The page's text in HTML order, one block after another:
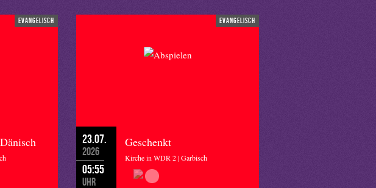
evangelisch evangelisch
23.07.
2026
05:55
Uhr
Geschenkt
Kirche in WDR 2 | Garbisch